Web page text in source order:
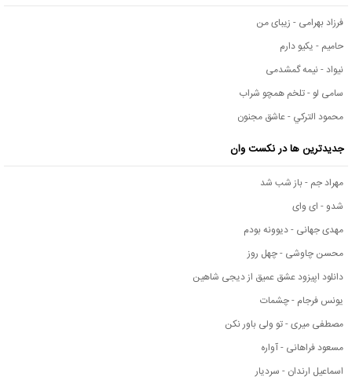
فرزاد بهرامی - زیبای من
حامیم - یکیو دارم
نیواد - نیمه گمشدمی
سامی لو - تلخم همچو شراب
محمود التركي - عاشق مجنون
جدیدترین ها در نکست وان
مهراد جم - باز شب شد
شدو - ای وای
مهدی جهانی - دیوونه بودم
محسن چاوشی - چهل روز
دانلود اپیزود عشق عمیق از دیجی شاهین
یونس فرجام - چشمات
مصطفی میری - تو ولی باور نکن
مسعود فراهانی - آواره
اسماعیل ارندان - سردیار